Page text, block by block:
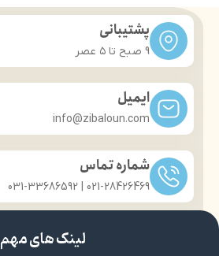
پشتیبانی
9 صبح تا ۵ عصر
ایمیل
info@zibaloun.com
شماره تماس
021-28426469 | 031-33686592
لینک های مهم